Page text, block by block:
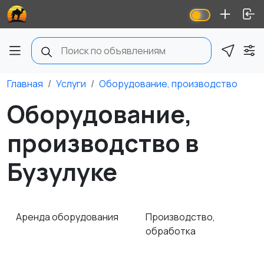
Главная Услуги Оборудование, производство
Оборудование,
производство в
Бузулуке
Аренда оборудования
Производство,
обработка